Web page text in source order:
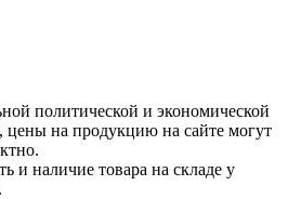
политической и экономической
цены на продукцию на сайте могут
и наличие товара на складе у